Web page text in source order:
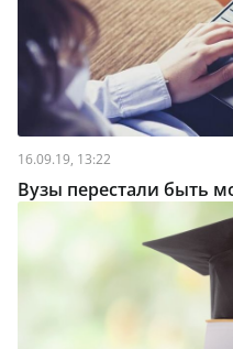
16.09.19, 13:22
Вузы перестали быть